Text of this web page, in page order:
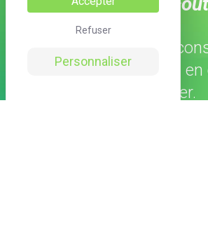
Refuser
Personnaliser
Un service ? Un
Notre équipe met tout
vous aider.